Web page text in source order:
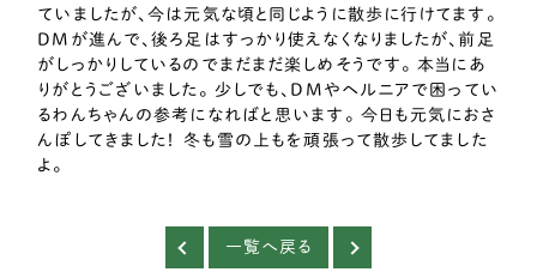
ていましたが、今は元気な頃と同じように散歩に行けてます。
DMが進んで、後ろ足はすっかり使えなくなりましたが、前足
がしっかりしているのでまだまだ楽しめそうです。 本当にあ
りがとうございました。 少しでも、DMやヘルニアで困ってい
るわんちゃんの参考になればと思います。 今日も元気におさ
んぽしてきました！ 冬も雪の上もを頑張って散歩してました
よ。
一覧へ戻る